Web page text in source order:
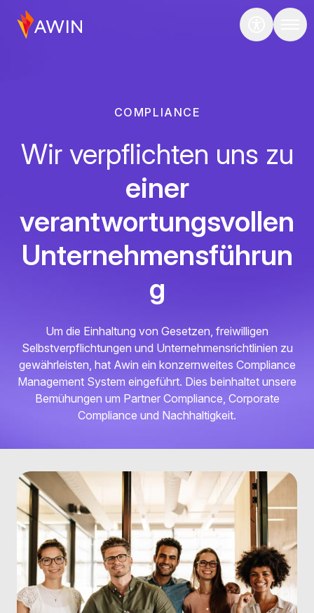
COMPLIANCE
Wir verpflichten uns zu
einer
verantwortungsvollen
Unternehmensführun
g
Um die Einhaltung von Gesetzen, freiwilligen
Selbstverpflichtungen und Unternehmensrichtlinien zu
gewährleisten, hat Awin ein konzernweites Compliance
Management System eingeführt. Dies beinhaltet unsere
Bemühungen um Partner Compliance, Corporate
Compliance und Nachhaltigkeit.